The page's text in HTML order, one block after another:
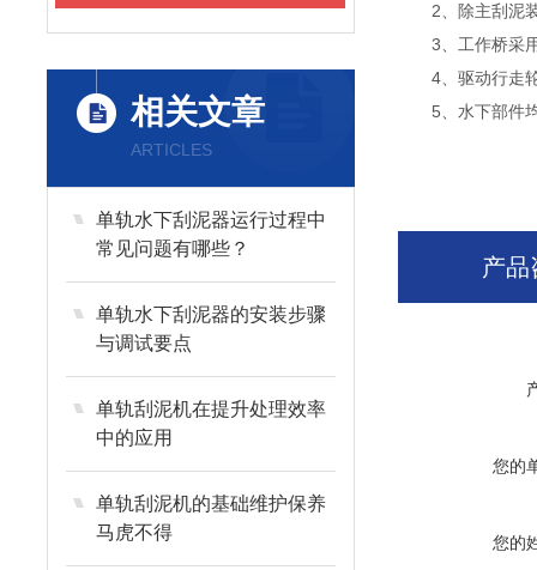
相关文章
ARTICLES
单轨水下刮泥器运行过程中
常见问题有哪些？
单轨水下刮泥器的安装步骤
与调试要点
单轨刮泥机在提升处理效率
中的应用
单轨刮泥机的基础维护保养
马虎不得
2、除主刮泥装
3、工作桥采用
4、驱动行走轮
5、水下部件均
产品
您的
您的